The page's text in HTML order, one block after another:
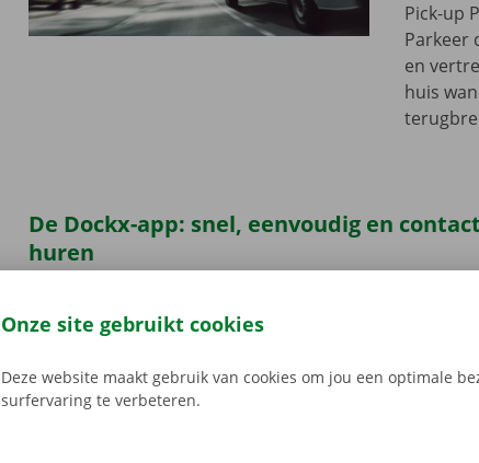
Pick-up
Parkeer
en
huis
De Dockx-app: snel, eenvoudig en
huren
camionette, deze open je gemakkelijk met jouw digitale
je afhaalpunt, maak je keuze uit het aanbod
vertrekken. Download de gratis app nu voor
Android
Onze site gebruikt cookies
Deze website maakt gebruik van cookies om jou een optimale
surfervaring te verbeteren.